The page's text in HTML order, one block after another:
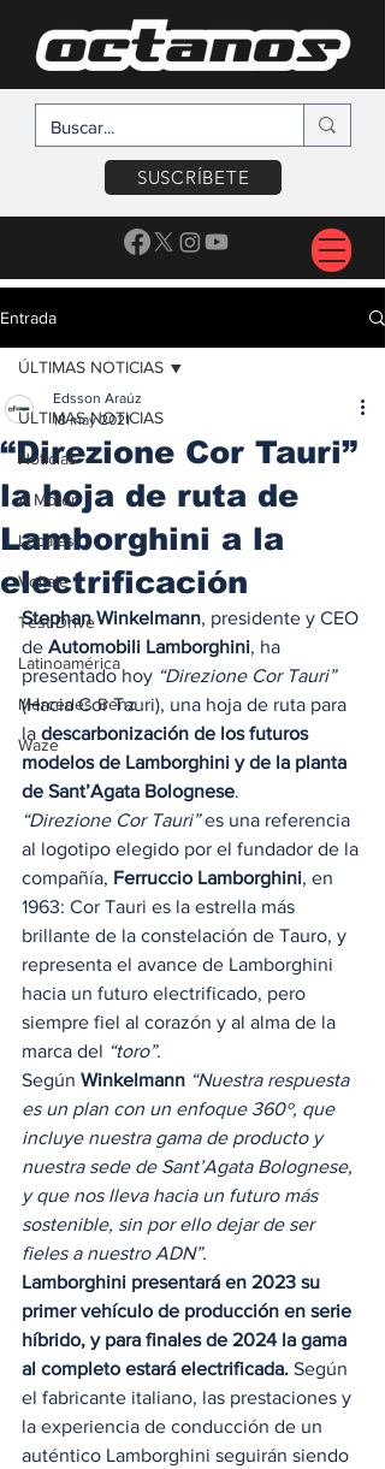
SUSCRÍBETE
Entrada
ÚLTIMAS NOTICIAS
Noticias
A Motor
Locales
Voltaje
Test Drive
Latinoamérica
Mercedes Benz
Waze
ÚLTIMAS NOTICIAS
“Direzione Cor Tauri”
la hoja de ruta de
Lamborghini a la
electrificación
Edsson Araúz
18 may 2021
Stephan Winkelmann, presidente y CEO
de Automobili Lamborghini, ha
presentado hoy “Direzione Cor Tauri”
(Hacia Cor Tauri), una hoja de ruta para
la descarbonización de los futuros
modelos de Lamborghini y de la planta
de Sant’Agata Bolognese.
“Direzione Cor Tauri” es una referencia
al logotipo elegido por el fundador de la
compañía, Ferruccio Lamborghini, en
1963: Cor Tauri es la estrella más
brillante de la constelación de Tauro, y
representa el avance de Lamborghini
hacia un futuro electrificado, pero
siempre fiel al corazón y al alma de la
marca del “toro”.
Según Winkelmann “Nuestra respuesta
es un plan con un enfoque 360º, que
incluye nuestra gama de producto y
nuestra sede de Sant’Agata Bolognese,
y que nos lleva hacia un futuro más
sostenible, sin por ello dejar de ser
fieles a nuestro ADN”.
Lamborghini presentará en 2023 su
primer vehículo de producción en serie
híbrido, y para finales de 2024 la gama
al completo estará electrificada. Según
el fabricante italiano, las prestaciones y
la experiencia de conducción de un
auténtico Lamborghini seguirán siendo